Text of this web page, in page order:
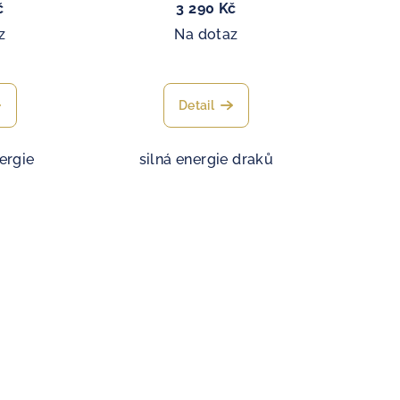
3 290 Kč
Na dotaz
Detail
silná energie draků